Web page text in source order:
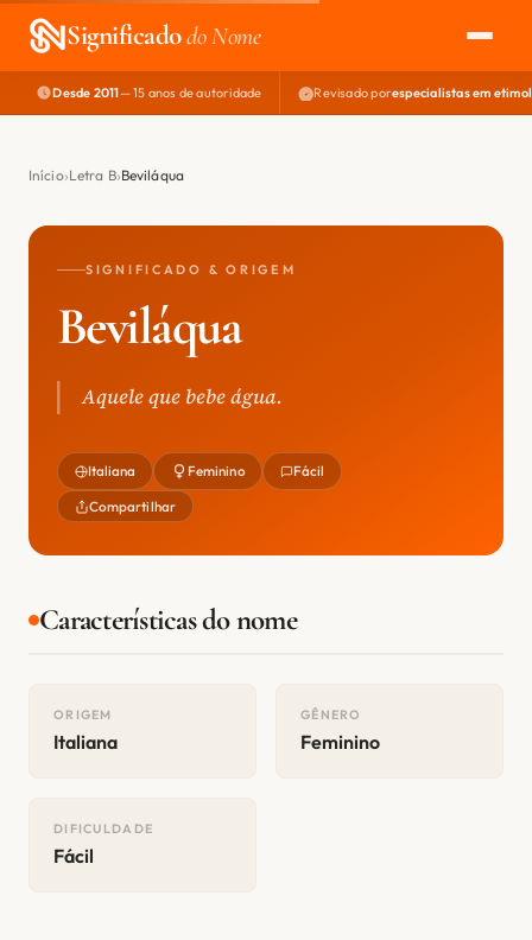
Significadodo Nome
EXPLORAR
NOME PERFEITO
Desde 2011— 15 anos de autoridade Revisado porespecialistas em
Início Letra B Beviláqua
SIGNIFICADO & ORIGEM
Beviláqua
Aquele que bebe água.
Italiana Feminino Fácil
Compartilhar
Características do nome
ORIGEM
Italiana
GÊNERO
Feminino
DIFICULDADE
Fácil